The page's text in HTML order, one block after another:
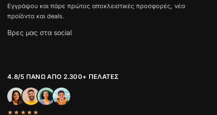
Εγγράψου και πάρε πρώτος αποκλειστικές προσφορές, νέα
προϊόντα και deals.
Βρες μας στα social
4.8/5 ΠΆΝΩ ΑΠΌ 2.300+ ΠΕΛΆΤΕΣ
★★★★★